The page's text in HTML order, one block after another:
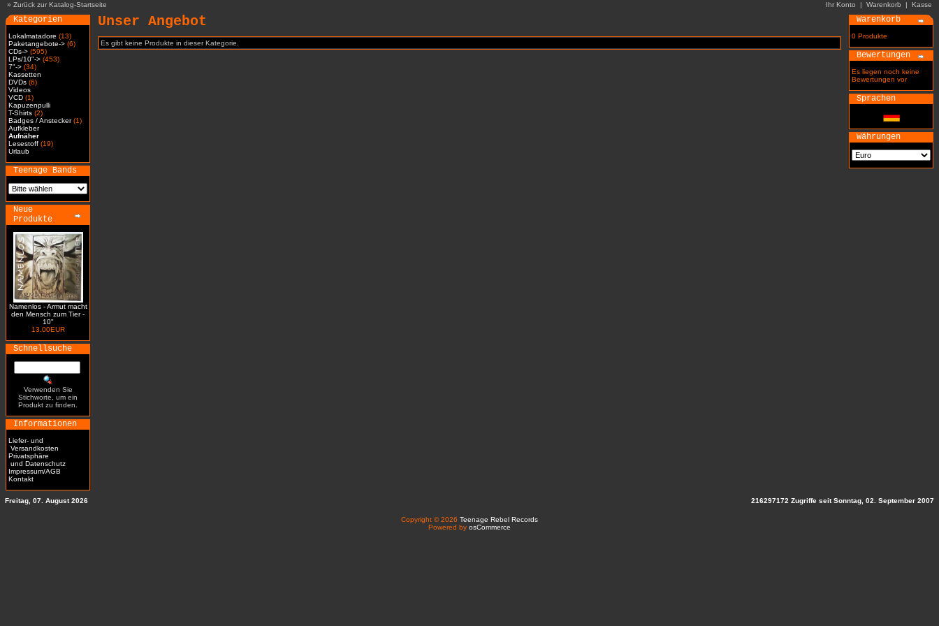
» Zurück zur Katalog-Startseite Ihr Konto | Warenkorb | Kasse
Kategorien
Lokalmatadore (13)
Paketangebote-> (6)
CDs-> (595)
LPs/10"-> (453)
7"-> (34)
Kassetten
DVDs (6)
Videos
VCD (1)
Kapuzenpulli
T-Shirts (2)
Badges / Anstecker(1)
Aufkleber
Aufnäher
Lesestoff (19)
Urlaub
Teenage Bands
Neue
Produkte
Namenlos - Armut macht
den Mensch zum Tier -
10"
13.00EUR
Schnellsuche
Verwenden Sie
Stichworte, um ein
Produkt zu finden.
Informationen
Liefer- und
Versandkosten
Privatsphäre
und Datenschutz
Impressum/AGB
Kontakt
Unser Angebot
Es gibt keine Produkte in dieser Kategorie.
Warenkorb
0 Produkte
Bewertungen
Es liegen noch keine
Bewertungen vor
Sprachen
Währungen
Freitag, 07. August 2026 216297172 Zugriffe seit Sonntag, 02. September 2007
Copyright © 2026 Teenage Rebel Records
Powered by osCommerce